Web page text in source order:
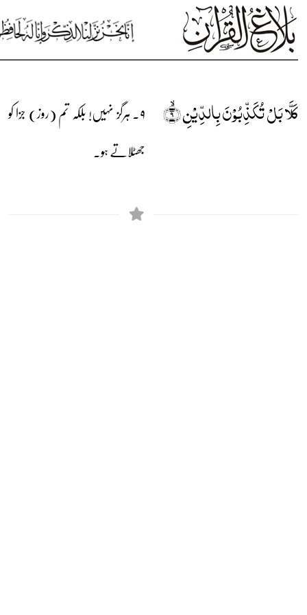
کَلَّا بَلۡ تُکَذِّبُوۡنَ بِالدِّیۡنِ ۙ﴿۹﴾
۹۔ ہرگز نہیں! بلکہ تم (روز) جزا کو
جھٹلاتے ہو۔